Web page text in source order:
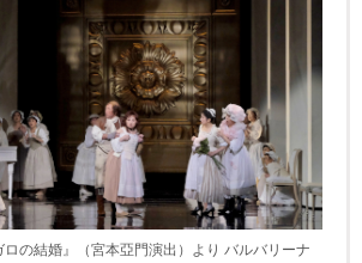
の結婚』（宮本亞門演出）より バルバリーナ